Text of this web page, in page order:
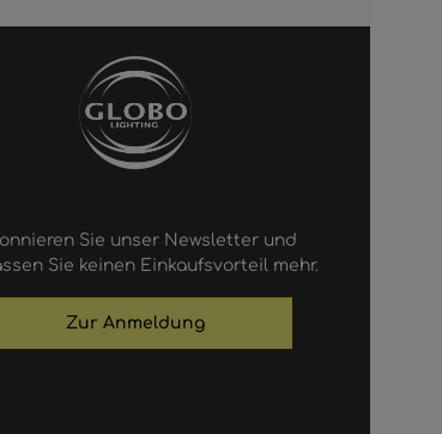
Sie unser Newsletter und
Sie keinen Einkaufsvorteil mehr.
Zur Anmeldung